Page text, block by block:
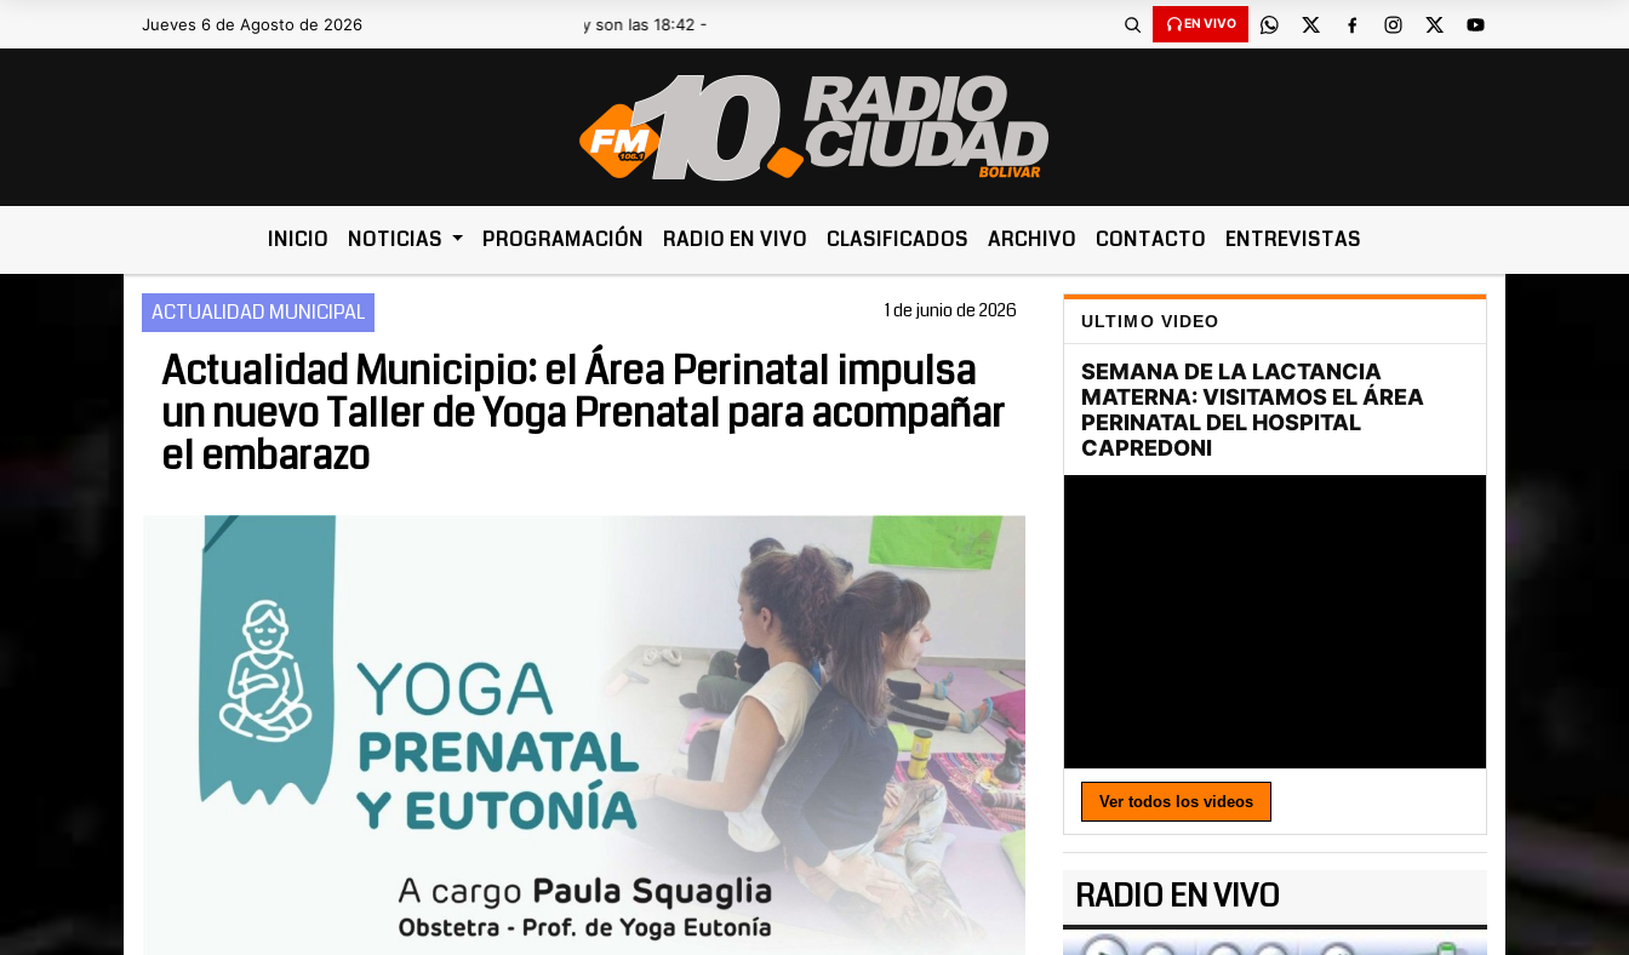
Jueves 6 de Agosto de 2026
Hoy es Jueves 6 de Agosto de 2026 y son las 18:42 - EN VIVO
INICIO NOTICIAS PROGRAMACIÓN RADIO EN VIVO CLASIFICADOS ARCHIVO CONTACTO ENTREVISTAS
ACTUALIDAD MUNICIPAL 1 de junio de 2026
Actualidad Municipio: el Área Perinatal impulsa
un nuevo Taller de Yoga Prenatal para acompañar
el embarazo
ULTIMO VIDEO
Ver todos los videos
RADIO EN VIVO